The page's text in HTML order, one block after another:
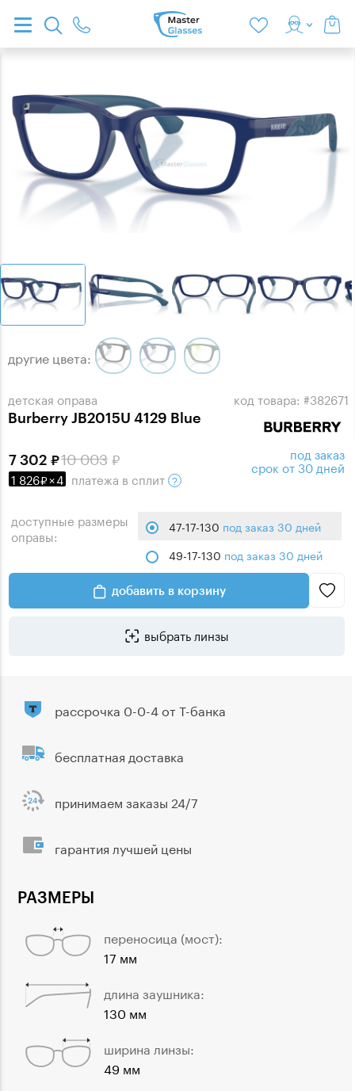
детская оправа
Burberry JB2015U 4129 Blue
код товара: #382671
другие цвета:
10 003
7 302
1 826 ×4 платежа в сплит
под заказ
срок от 30 дней
доступные размеры
оправы:
47-17-130 под заказ 30 дней
49-17-130 под заказ 30 дней
добавить в корзину
выбрать линзы
РАЗМЕРЫ
переносица (мост):
17 мм
длина заушника:
130 мм
ширина линзы:
49 мм
рассрочка 0-0-4 от Т-банка
бесплатная доставка
принимаем заказы 24/7
гарантия лучшей цены